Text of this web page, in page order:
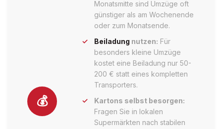
💰
Monatsmitte sind Umzüge oft
günstiger als am Wochenende
oder zum Monatsende.
Beiladung nutzen: Für
besonders kleine Umzüge
kostet eine Beiladung nur 50-
200 € statt eines kompletten
Transporters.
Kartons selbst besorgen:
Fragen Sie in lokalen
Supermärkten nach stabilen